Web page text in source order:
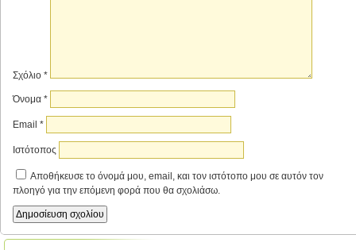
Σχόλιο *
Όνομα *
Email *
Ιστότοπος
Αποθήκευσε το όνομά μου, email, και τον ιστότοπο μου σε αυτόν τον
πλοηγό για την επόμενη φορά που θα σχολιάσω.